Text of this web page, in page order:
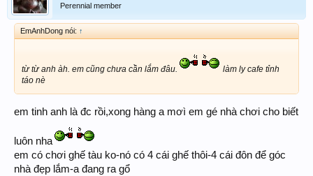
Perennial member
EmAnhDong nói: ↑
từ từ anh àh. em cũng chưa cần lắm đâu.
làm ly cafe tỉnh
táo nè
em tinh anh là đc rồi,xong hàng a mơì em gé nhà chơi cho biết
luôn nha
em có chơi ghế tàu ko-nó có 4 cái ghế thôi-4 cái đôn để góc
nhà đẹp lắm-a đang ra gổ